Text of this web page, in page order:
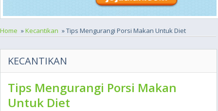
Home »Kecantikan » Tips Mengurangi Porsi Makan Untuk Diet
KECANTIKAN
Tips Mengurangi Porsi Makan
Untuk Diet